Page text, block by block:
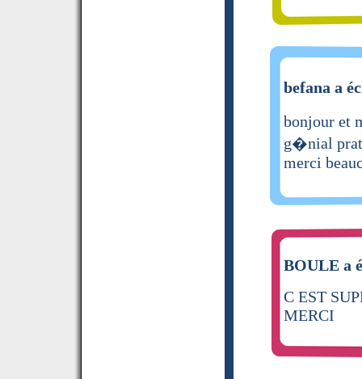
befana a
bonjour et
g�nial
merci
BOULE a
C EST
MERCI